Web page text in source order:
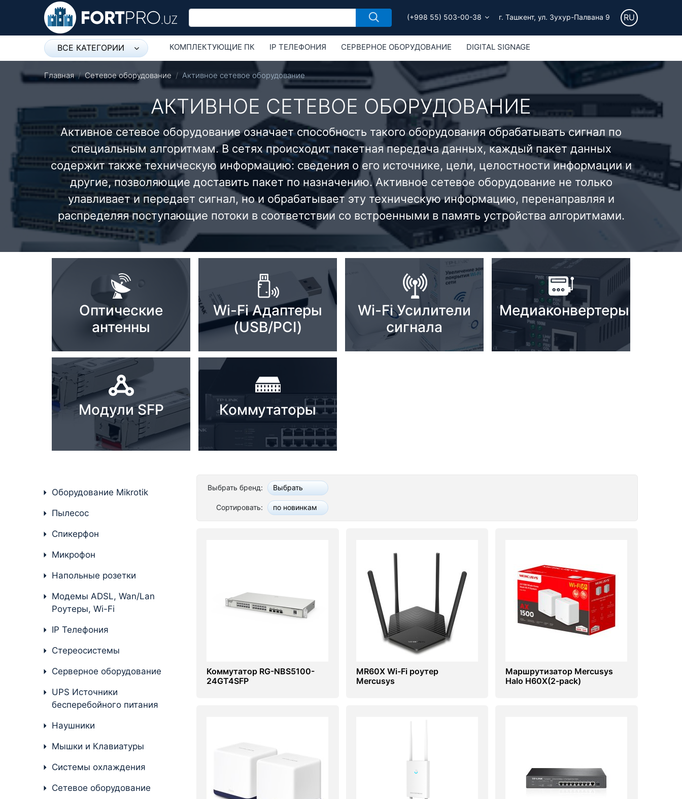
(+998 55) 503-00-38 г. Ташкент, ул. Зухур-Палвана 9 RU
ВСЕ КАТЕГОРИИ
Оборудование Mikrotik
Пылесос
Спикерфон
Модемы ADSL, Wan/Lan
Роутеры, Wi-Fi
IP Телефония
Стереосистемы
бесперебойного питания
Мышки и Клавиатуры
Сетевое оборудование
Системы охлаждения
Видеоконференцсвязь
Digital Signage
Видеонаблюдение
Компьютеры Fujitsu
КОМПЛЕКТУЮЩИЕ ПК IP ТЕЛЕФОНИЯ СЕРВЕРНОЕ ОБОРУДОВАНИЕ DIGITAL SIGNAGE
СЕТЕВОЕ ОБОРУДОВАНИЕ ОБОРУДОВАНИЕ MIKROTIK
Главная Сетевое оборудование Активное сетевое оборудование
АКТИВНОЕ СЕТЕВОЕ ОБОРУДОВАНИЕ
Активное сетевое оборудование означает способность такого оборудования обрабатывать сигнал по
специальным алгоритмам. В сетях происходит пакетная передача данных, каждый пакет данных
содержит также техническую информацию: сведения о его источнике, цели, целостности информации и
другие, позволяющие доставить пакет по назначению. Активное сетевое оборудование не только
улавливает и передает сигнал, но и обрабатывает эту техническую информацию, перенаправляя и
распределяя поступающие потоки в соответствии со встроенными в память устройства алгоритмами.
Оптические
антенны
Wi-Fi Адаптеры
(USB/PCI)
Wi-Fi Усилители
сигнала
Медиаконвертеры
Модули SFP Коммутаторы
Выбрать бренд: Выбрать
Сортировать: по новинкам
Коммутатор RG-NBS5100-
24GT4SFP
MR60X Wi-Fi роутер
Mercusys
Маршрутизатор Mercusys
Halo H60X(2-pack)
Оборудование Mikrotik
Пылесос
Спикерфон
Микрофон
Напольные розетки
Модемы ADSL, Wan/Lan
Роутеры, Wi-Fi
IP Телефония
Стереосистемы
Серверное оборудование
UPS Источники
бесперебойного питания
Наушники
Мышки и Клавиатуры
Системы охлаждения
Сетевое оборудование